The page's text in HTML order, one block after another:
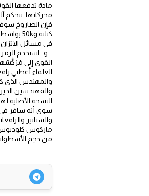
مادة تدفعها
محركاتها. تتحكم
والمهندسين
سوى أنه سافر في
ماركوس
من حجم الأسطوانة كما هو مبين في الشكل 1-29. ويبقى